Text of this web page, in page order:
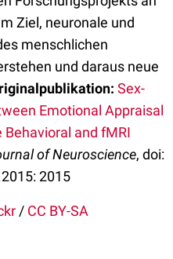
Ziel, neuronale und
menschlichen
und daraus neue
Sex-
Emotional Appraisal
and fMRI
of Neuroscience, doi:
2015
/ CC BY-SA